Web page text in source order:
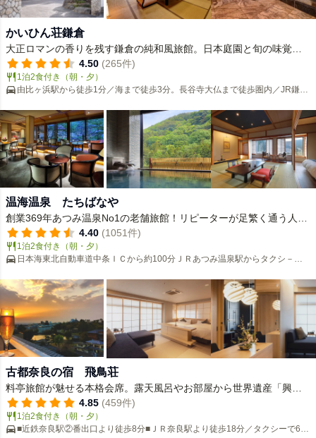
かいひん荘鎌倉
大正ロマンの香りを残す鎌倉の純和風旅館。日本庭園と旬の味覚を
味わい安らぎの休日をお過ごし下さい。
4.50 (265件)
1泊2食付き（朝・夕）
由比ヶ浜駅から徒歩1分／海まで徒歩3分。長谷寺大仏まで徒歩圏内／JR鎌倉
温海温泉 たちばなや
創業369年あつみ温泉No1の老舗旅館！リピーターが足繁く通う人気
の旅館！
4.40 (1051件)
1泊2食付き（朝・夕）
日本海東北自動車道中条ＩＣから約100分ＪＲあつみ温泉駅からタクシ－で
古都奈良の宿 飛鳥荘
料亭旅館が魅せる本格会席。露天風呂やお部屋から世界遺産「興福
寺五重塔」を望む。
4.85 (459件)
1泊2食付き（朝・夕）
■近鉄奈良駅②番出口より徒歩8分■ＪＲ奈良駅より徒歩18分／タクシーで6分